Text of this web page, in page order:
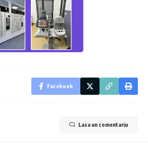
Facebook
Lasa un comentariu